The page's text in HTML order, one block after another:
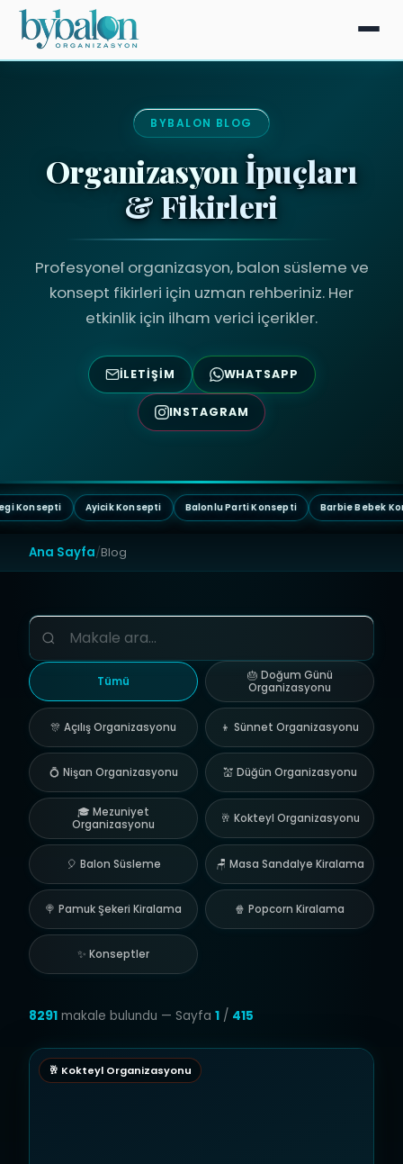
BYBALON BLOG
Organizasyonİpuçları
& Fikirleri
Profesyonel organizasyon, balon süsleme ve
konsept fikirleri için uzman rehberiniz. Her
etkinlik için ilham verici içerikler.
İLETIŞIM WHATSAPP
INSTAGRAM
Konseptler
Ayicik Konsepti Balonlu Parti Konsepti Barbie Bebek Konsepti
Ana Sayfa/Blog
Tümü
🎂 Doğum Günü
Organizasyonu
🎊 Açılış Organizasyonu 👦 Sünnet Organizasyonu
💍 Nişan Organizasyonu 💒 Düğün Organizasyonu
🎓 Mezuniyet
Organizasyonu
🥂 Kokteyl Organizasyonu
🎈 Balon Süsleme 🪑 Masa Sandalye Kiralama
🍭 Pamuk Şekeri Kiralama 🍿 Popcorn Kiralama
✨ Konseptler
8291 makale bulundu — Sayfa 1 / 415
🥂 Kokteyl Organizasyonu